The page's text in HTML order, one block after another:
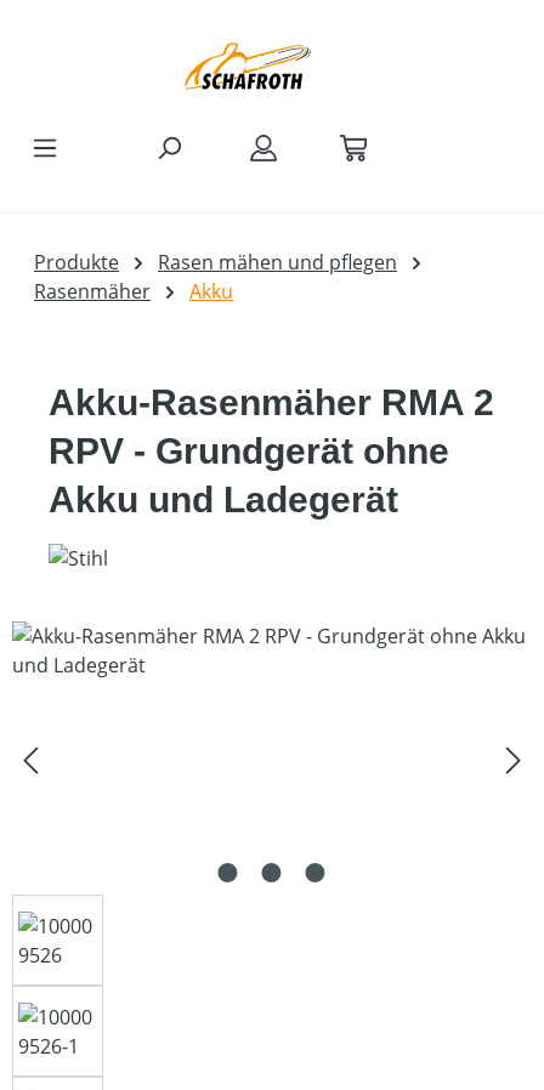
Produkte
Rasen mähen und pflegen
Rasenmäher
Akku
Akku-Rasenmäher RMA 2
RPV - Grundgerät ohne
Akku und Ladegerät
Bildergalerie überspringen